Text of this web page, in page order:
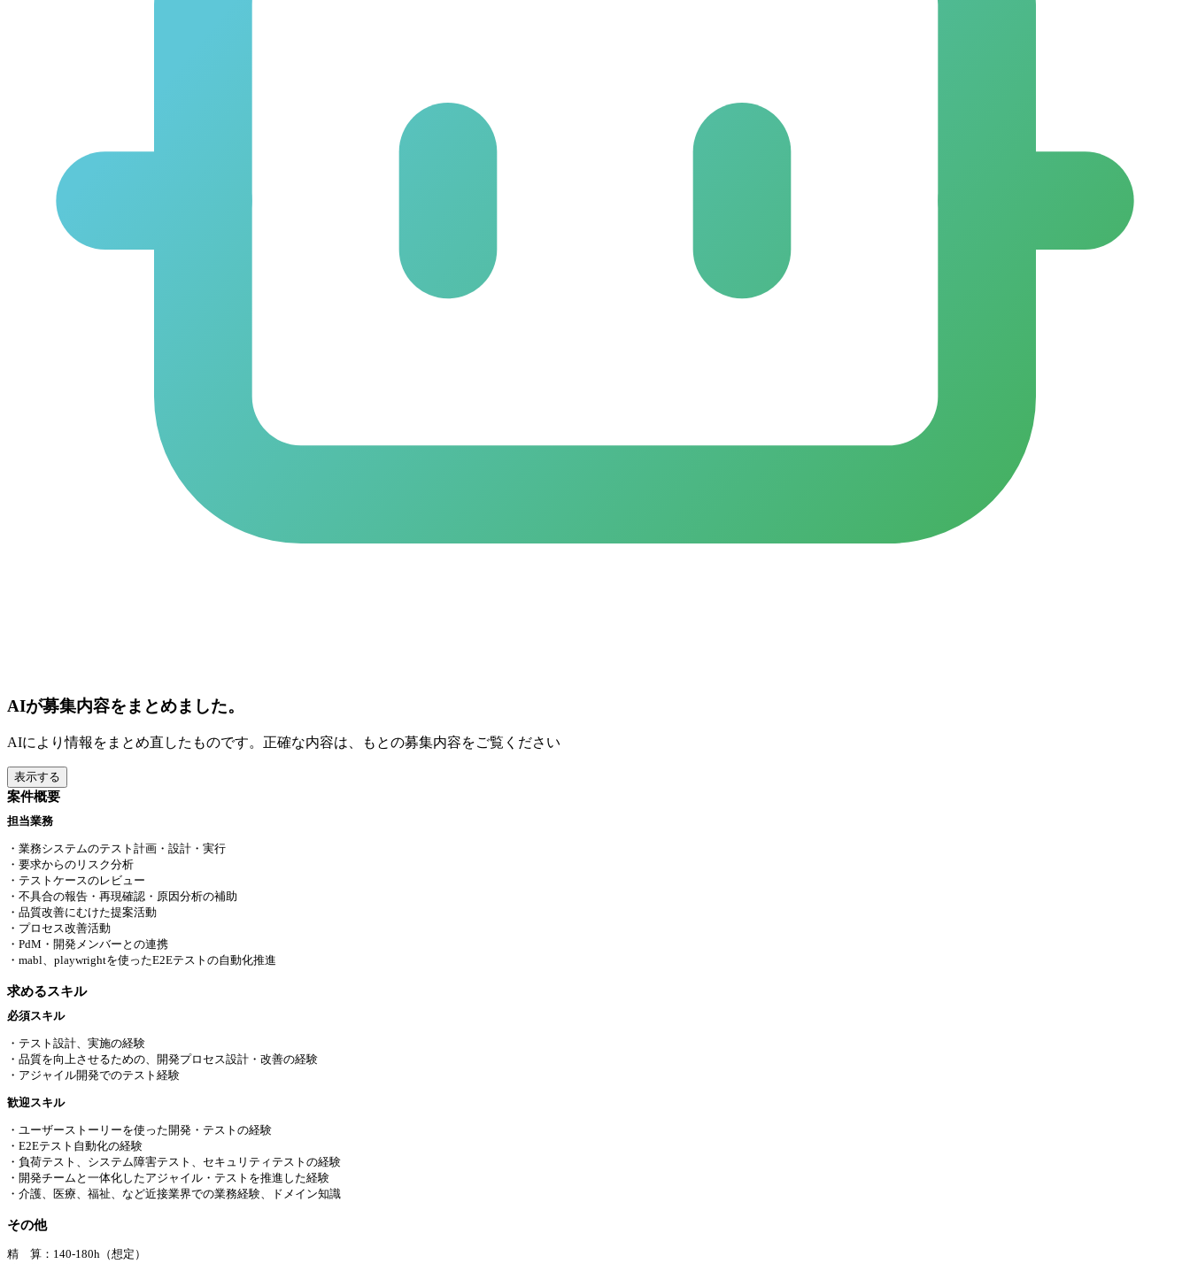
AIが募集内容をまとめました。
AIにより情報をまとめ直したものです。正確な内容は、もとの募集内容をご覧ください
表示する
案件概要
担当業務
・業務システムのテスト計画・設計・実行
・要求からのリスク分析
・テストケースのレビュー
・不具合の報告・再現確認・原因分析の補助
・品質改善にむけた提案活動
・プロセス改善活動
・PdM・開発メンバーとの連携
・mabl、playwrightを使ったE2Eテストの自動化推進
求めるスキル
必須スキル
・テスト設計、実施の経験
・品質を向上させるための、開発プロセス設計・改善の経験
・アジャイル開発でのテスト経験
歓迎スキル
・ユーザーストーリーを使った開発・テストの経験
・E2Eテスト自動化の経験
・負荷テスト、システム障害テスト、セキュリティテストの経験
・開発チームと一体化したアジャイル・テストを推進した経験
・介護、医療、福祉、など近接業界での業務経験、ドメイン知識
その他
精 算：140-180h（想定）